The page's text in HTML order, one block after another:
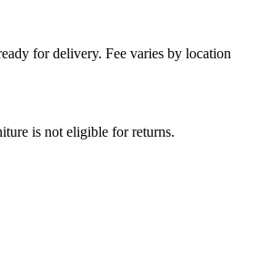
for delivery. Fee varies by location
is not eligible for returns.